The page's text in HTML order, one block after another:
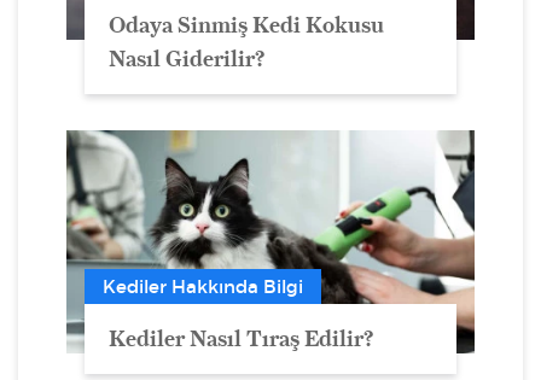
Odaya Sinmiş Kedi Kokusu
Nasıl Giderilir?
Kediler Hakkında Bilgi
Kediler Nasıl Tıraş Edilir?